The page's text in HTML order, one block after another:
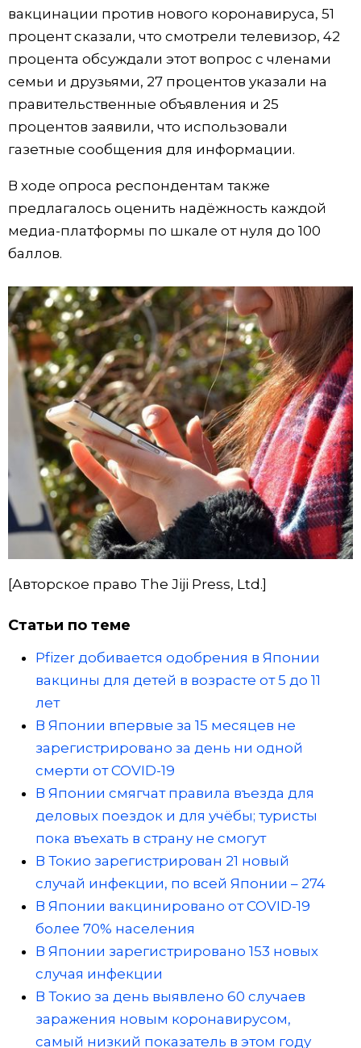
вакцинации против нового коронавируса, 51
процент сказали, что смотрели телевизор, 42
процента обсуждали этот вопрос с членами
семьи и друзьями, 27 процентов указали на
правительственные объявления и 25
процентов заявили, что использовали
газетные сообщения для информации.
В ходе опроса респондентам также
предлагалось оценить надёжность каждой
медиа-платформы по шкале от нуля до 100
баллов.
[Авторское право The Jiji Press, Ltd.]
Статьи по теме
Pfizer добивается одобрения в Японии
вакцины для детей в возрасте от 5 до 11
лет
В Японии впервые за 15 месяцев не
зарегистрировано за день ни одной
смерти от COVID-19
В Японии смягчат правила въезда для
деловых поездок и для учёбы; туристы
пока въехать в страну не смогут
В Токио зарегистрирован 21 новый
случай инфекции, по всей Японии – 274
В Японии вакцинировано от COVID-19
более 70% населения
В Японии зарегистрировано 153 новых
случая инфекции
В Токио за день выявлено 60 случаев
заражения новым коронавирусом,
самый низкий показатель в этом году